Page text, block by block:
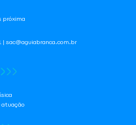
próxima
| sac@aguiabranca.com.br
atuação